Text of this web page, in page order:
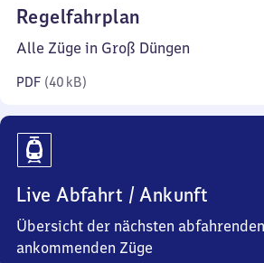
Regelfahrplan
40
Alle Züge in Groß Düngen
PDF (40 kB)
Live Abfahrt / Ankunft
Übersicht der nächsten
ankommenden Züge